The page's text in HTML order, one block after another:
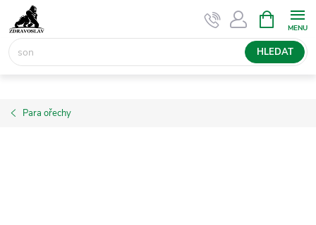
na
obsah
HLEDAT
NÁKUPNÍ
KOŠÍK
Para ořechy